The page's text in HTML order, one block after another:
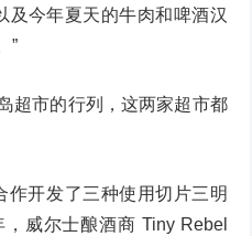
及今年夏天的牛肉和啤酒汉
”
超市的行列，这两家超市都
作开发了三种使用切片三明
威尔士酿酒商 Tiny Rebel